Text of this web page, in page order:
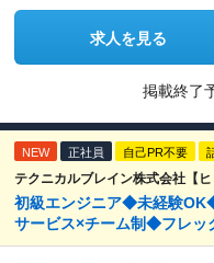
求人を見る
掲載終了
NEW 正社員 自己PR不要
テクニカルブレイン株式会社【ヒ
初級エンジニア◆未経験
サービス×チーム制◆フレッ